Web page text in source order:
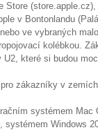
v Bontonlandu
ve vybraných
kolébkou.
které si budou
zákazníky v
systémem Mac
Windows